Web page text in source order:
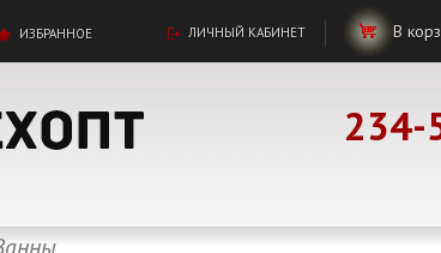
ИЗБРАННОЕ ЛИЧНЫЙ КАБИНЕТ В
234-